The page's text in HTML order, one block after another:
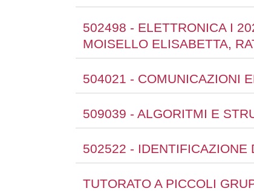
502498 - ELETTRONICA I
MOISELLO ELISABETTA,
504021 - COMUNICAZIONI
509039 - ALGORITMI E
502522 - IDENTIFICAZIONE
TUTORATO A PICCOLI